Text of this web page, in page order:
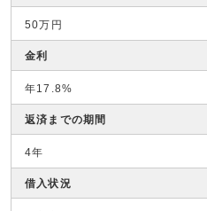
50万円
金利
年17.8%
返済までの期間
4年
借入状況